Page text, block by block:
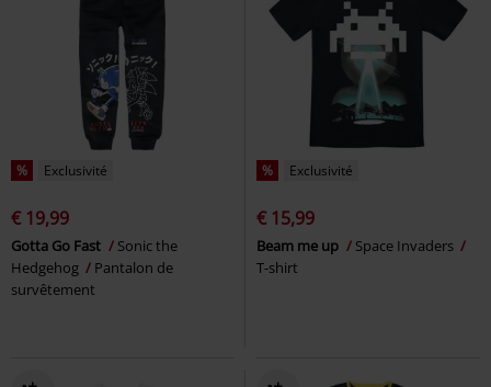
% Exclusivité
€ 19,99
Gotta Go Fast
Sonic the
Hedgehog
Pantalon de
survêtement
% Exclusivité
€ 15,99
Beam me up
Space Invaders
T-shirt